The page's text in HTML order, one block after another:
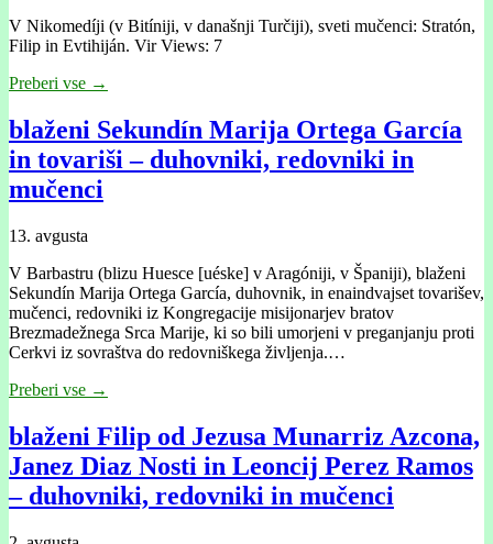
V Nikomedíji (v Bitíniji, v današnji Turčiji), sveti mučenci: Stratón,
Filip in Evtihiján. Vir Views: 7
Preberi vse →
blaženi Sekundín Marija Ortega García
in tovariši – duhovniki, redovniki in
mučenci
13. avgusta
V Barbastru (blizu Huesce [uéske] v Aragóniji, v Španiji), blaženi
Sekundín Marija Ortega García, duhovnik, in enaindvajset tovarišev,
mučenci, redovniki iz Kongregacije misijonarjev bratov
Brezmadežnega Srca Marije, ki so bili umorjeni v preganjanju proti
Cerkvi iz sovraštva do redovniškega življenja.…
Preberi vse →
blaženi Filip od Jezusa Munarriz Azcona,
Janez Diaz Nosti in Leoncij Perez Ramos
– duhovniki, redovniki in mučenci